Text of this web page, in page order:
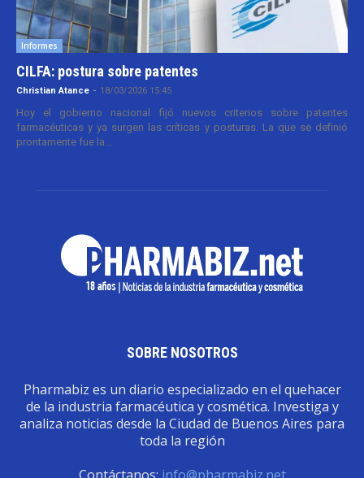
Informes
CILFA: postura sobre patentes
Christian Atance - 18/03/2026 15:45
Hoy el gobierno nacional fijó nuevos criterios sobre patentes
farmacéuticas y ya surgen las críticas y posturas. La que se definió
prontamente fue la...
SOBRE NOSOTROS
Pharmabiz es un diario especializado en el quehacer
de la industria farmacéutica y cosmética. Investiga y
analiza noticias desde la Ciudad de Buenos Aires para
toda la región